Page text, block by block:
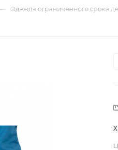
Одежда ограниченного срока